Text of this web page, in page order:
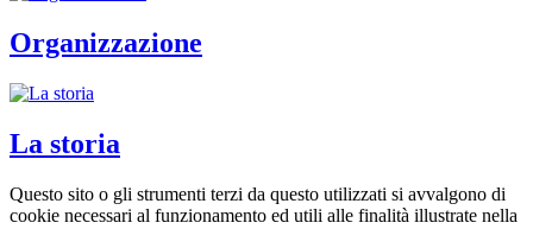
Organizzazione
La storia
Questo sito o gli strumenti terzi da questo utilizzati si avvalgono di
cookie necessari al funzionamento ed utili alle finalità illustrate nella